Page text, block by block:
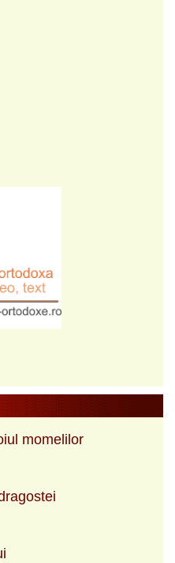
momelilor